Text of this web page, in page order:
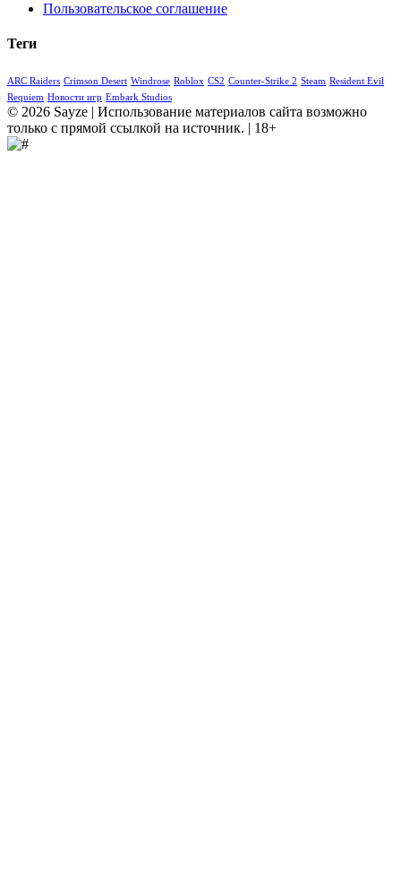
Пользовательское соглашение
Теги
ARC Raiders Crimson Desert Windrose Roblox CS2 Counter-Strike 2 Steam Resident Evil
Requiem Новости игр Embark Studios
© 2026 Sayze | Использование материалов сайта возможно
только с прямой ссылкой на источник. | 18+